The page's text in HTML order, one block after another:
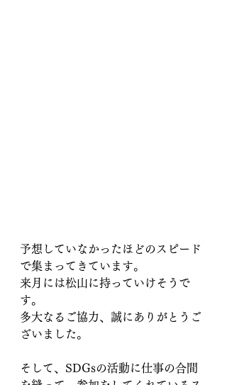
予想していなかったほどのスピード
で集まってきています。
来月には松山に持っていけそうで
す。
多大なるご協力、誠にありがとうご
ざいました。
そして、SDGsの活動に仕事の合間